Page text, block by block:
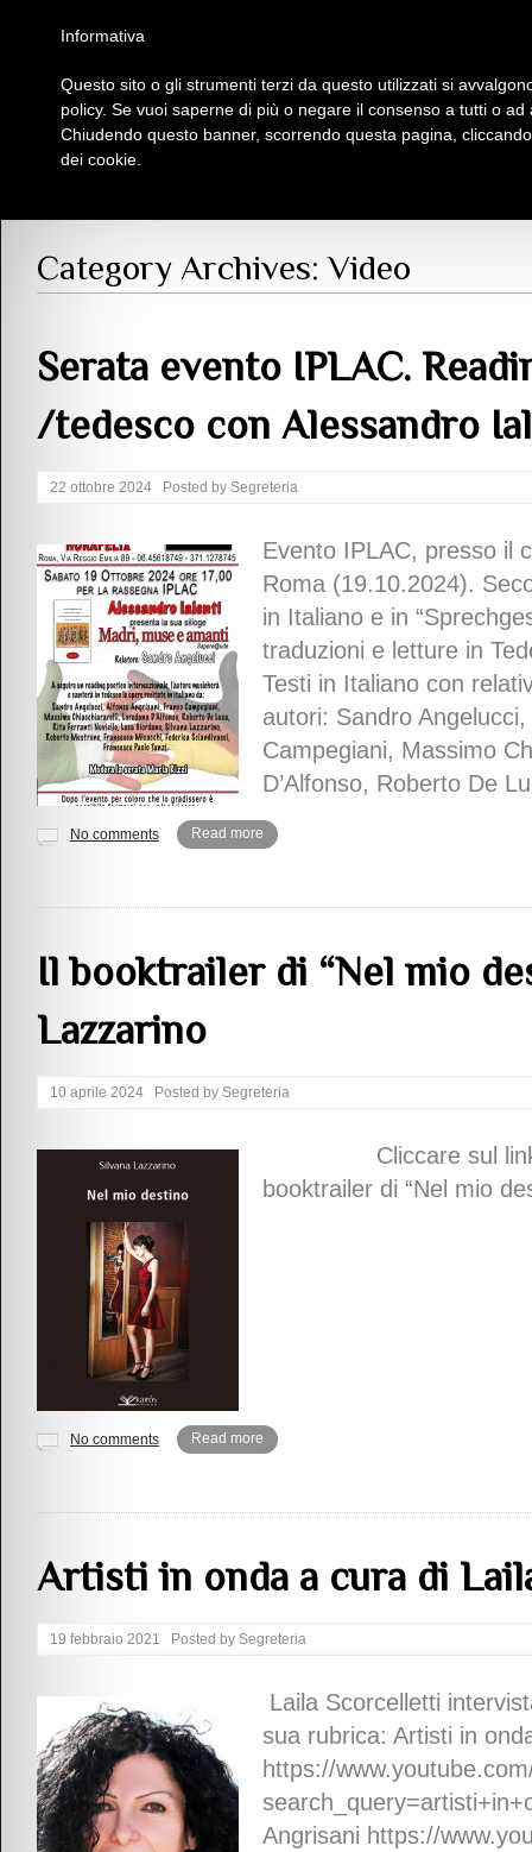
Insieme Per La Cultura
Category Archives:Video
Serata evento IPLAC.
/tedesco con Alessandro
22 ottobre 2024 Posted by Segreteria
Evento IPLAC, presso il
Roma (19.10.2024).
in Italiano e in
traduzioni e letture in
Testi in Italiano con
autori: Sandro
Campegiani, Massimo
D’Alfonso, Roberto De
No comments Read more
Il booktrailer di “Nel mio
Lazzarino
10 aprile 2024 Posted by Segreteria
Cliccare sul link
booktrailer di “Nel mio
No comments Read more
Artisti in onda a cura di
19 febbraio 2021 Posted by Segreteria
Laila Scorcelletti
sua rubrica: Artisti in
https://
Angrisani https://
Informativa
Questo sito o gli strumenti terzi da questo utilizzati si
policy. Se vuoi saperne di più o negare il consenso a tutti o
Chiudendo questo banner, scorrendo questa pagina,
dei cookie.